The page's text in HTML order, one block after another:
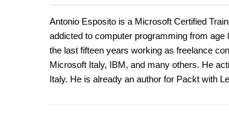
Antonio Esposito is a Microsoft Certified
addicted to computer programming from
the last fifteen years working as freelance
Microsoft Italy, IBM, and many others. He
Italy. He is already an author for Packt with